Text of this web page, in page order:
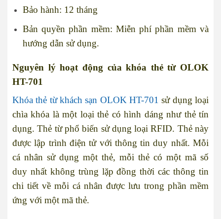
Bảo hành: 12 tháng
Bản quyền phần mềm: Miễn phí phần mềm và
hướng dẫn sử dụng.
Nguyên lý hoạt động của khóa thẻ từ OLOK
HT-701
Khóa thẻ từ khách sạn OLOK HT-701 sử dụng loại
chìa khóa là một loại thẻ có hình dáng như thẻ tín
dụng. Thẻ từ phổ biến sử dụng loạiRFID. Thẻ này
được lập trình điện tử với thông tin duy nhất. Mỗi
cá nhân sử dụng một thẻ, mỗi thẻ có một mã số
duy nhất không trùng lặp đồng thời các thông tin
chi tiết về mỗi cá nhân được lưu trong phần mềm
ứng với một mã thẻ.